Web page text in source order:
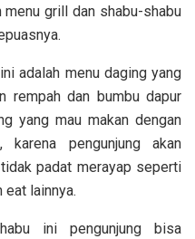
menu grill dan shabu-shabu
adalah menu daging yang
rempah dan bumbu dapur
yang mau makan dengan
pengunjung akan
padat merayap seperti
eat lainnya.
ini pengunjung bisa